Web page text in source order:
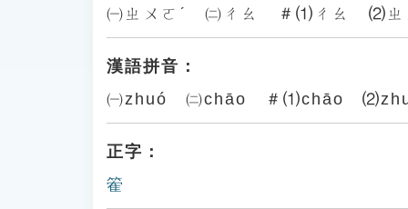
㈠ㄓㄨㄛˊ ㈡ㄔㄠ ＃⑴ㄔㄠ ⑵ㄓ
漢語拼音：
㈠zhuó ㈡chāo ＃⑴chāo
正字：
篧